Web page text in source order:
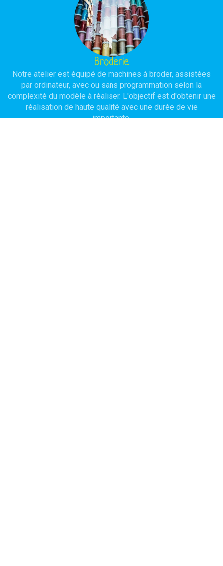
Broderie
Notre atelier est équipé de machines à broder, assistées
par ordinateur, avec ou sans programmation selon la
complexité du modèle à réaliser. L'objectif est d'obtenir une
réalisation de haute qualité avec une durée de vie
importante.